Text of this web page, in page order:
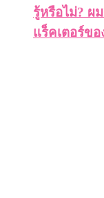
รู้หรือไม่? ผ
แร็คเตอร์ข